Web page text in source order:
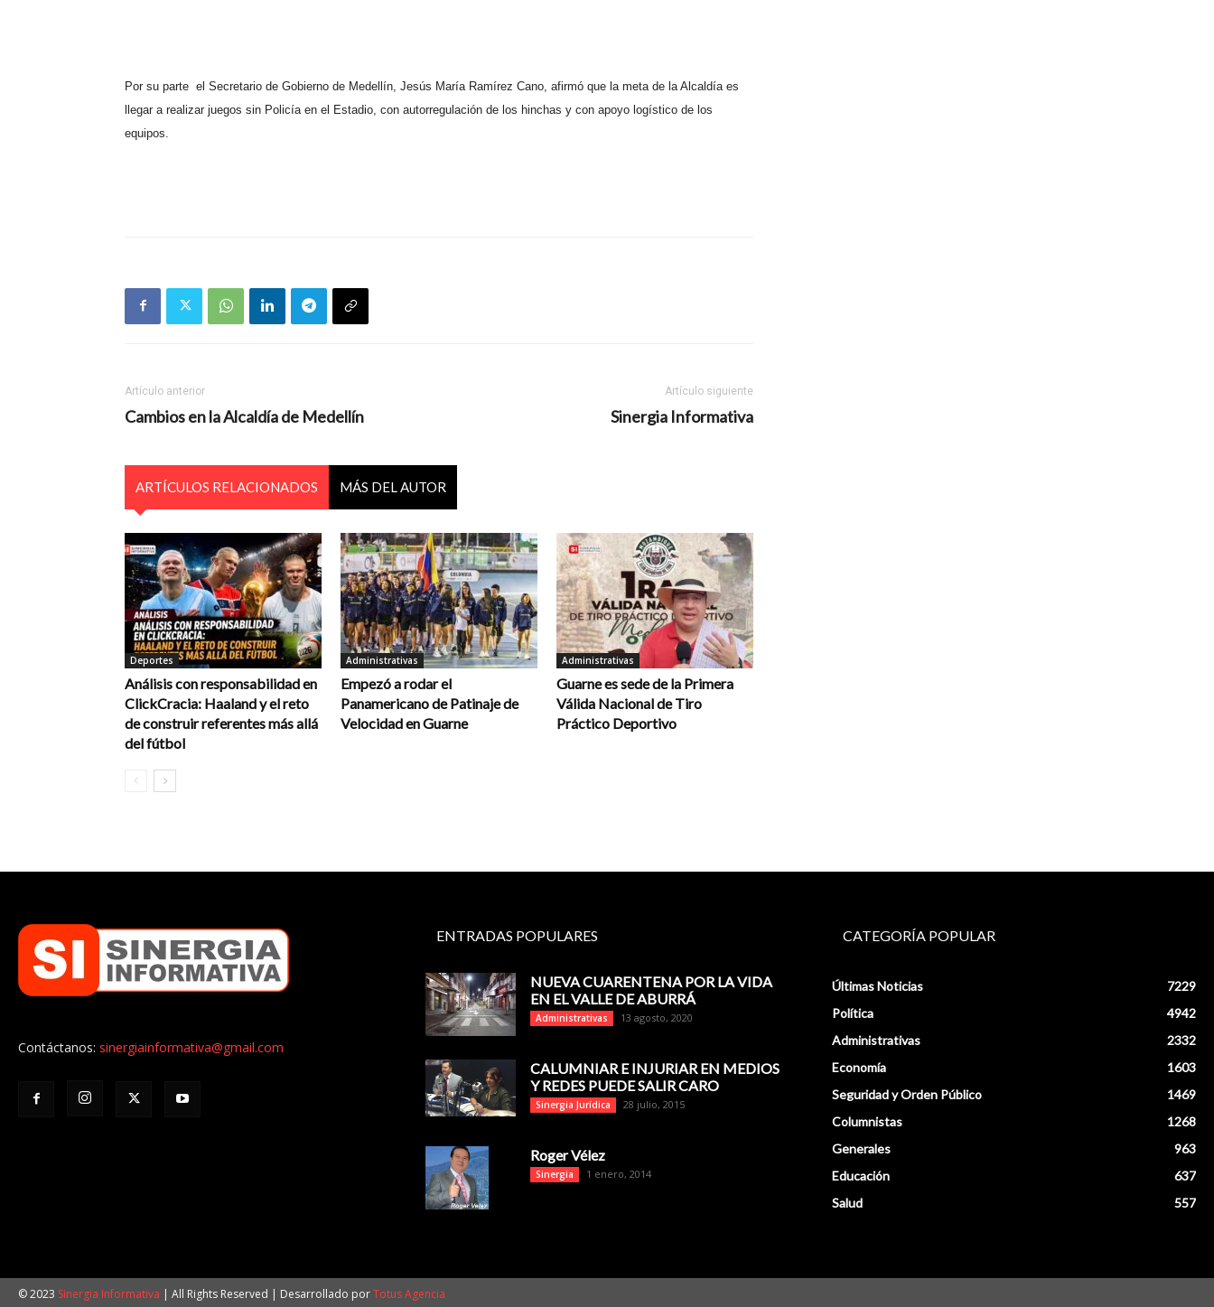
Por su parte el Secretario de Gobierno de Medellín, Jesús María Ramírez Cano, afirmó que la meta de la Alcaldía es
llegar a realizar juegos sin Policía en el Estadio, con autorregulación de los hinchas y con apoyo logístico de los
equipos.
Artículo anterior
Cambios en la Alcaldía de Medellín
Artículo siguiente
Sinergia Informativa
ARTÍCULOS RELACIONADOS MÁS DEL AUTOR
Deportes
Análisis con responsabilidad en
ClickCracia: Haaland y el reto
de construir referentes más allá
del fútbol
Administrativas
Empezó a rodar el
Panamericano de Patinaje de
Velocidad en Guarne
Administrativas
Guarne es sede de la Primera
Válida Nacional de Tiro
Práctico Deportivo
Contáctanos: sinergiainformativa@gmail.com
ENTRADAS POPULARES
NUEVA CUARENTENA POR LA VIDA
EN EL VALLE DE ABURRÁ
Administrativas 13 agosto, 2020
CALUMNIAR E INJURIAR EN MEDIOS
Y REDES PUEDE SALIR CARO
Sinergia Jurídica 28 julio, 2015
Roger Vélez
Sinergia 1 enero, 2014
CATEGORÍA POPULAR
Últimas Noticias
7229
Política
4942
Administrativas
2332
Economía
1603
Seguridad y Orden Público
1469
Columnistas
1268
Generales
963
Educación
637
Salud
557
© 2023 Sinergia Informativa | All Rights Reserved | Desarrollado porTotus Agencia